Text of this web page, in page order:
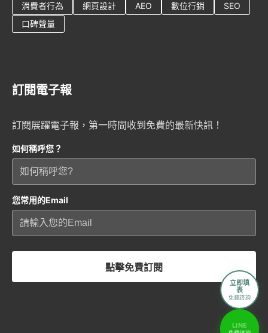
消費者行為
網頁設計 AEO 數位行銷
SEO
口碑聲量
訂閱電子報
訂閱展躍電子報，第一時間收到免費的最新快訊！
如何稱呼您？
您常用的Email
點擊免費訂閱
立即填
表
免費諮詢
LINE